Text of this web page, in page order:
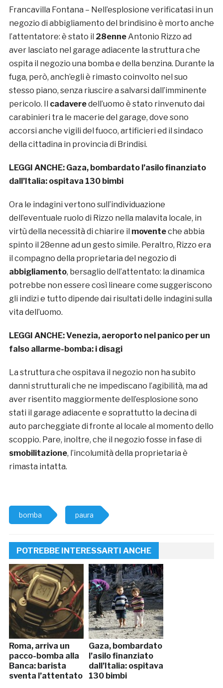
Francavilla Fontana – Nell’esplosione verificatasi in un
negozio di abbigliamento del brindisino è morto anche
l’attentatore: è stato il 28enneAntonio Rizzo ad
aver lasciato nel garage adiacente la struttura che
ospita il negozio una bomba e della benzina. Durante la
fuga, però, anch’egli è rimasto coinvolto nel suo
stesso piano, senza riuscire a salvarsi dall’imminente
pericolo. Il cadaveredell’uomo è stato rinvenuto dai
carabinieri tra le macerie del garage, dove sono
accorsi anche vigili del fuoco, artificieri ed il sindaco
della cittadina in provincia di Brindisi.
LEGGI ANCHE: Gaza, bombardato l’asilo finanziato
dall’Italia: ospitava 130 bimbi
Ora le indagini vertono sull’individuazione
dell’eventuale ruolo di Rizzo nella malavita locale, in
virtù della necessità di chiarire il moventeche abbia
spinto il 28enne ad un gesto simile. Peraltro, Rizzo era
il compagno della proprietaria del negozio di
abbigliamento, bersaglio dell’attentato: la dinamica
potrebbe non essere così lineare come suggeriscono
gli indizi e tutto dipende dai risultati delle indagini sulla
vita dell’uomo.
LEGGI ANCHE:Venezia, aeroporto nel panico per un
falso allarme-bomba: i disagi
La struttura che ospitava il negozio non ha subito
danni strutturali che ne impediscano l’agibilità, ma ad
aver risentito maggiormente dell’esplosione sono
stati il garage adiacente e soprattutto la decina di
auto parcheggiate di fronte al locale al momento dello
scoppio. Pare, inoltre, che il negozio fosse in fase di
smobilitazione, l’incolumità della proprietaria è
rimasta intatta.
bomba paura
POTREBBE INTERESSARTI ANCHE
Roma, arriva un
pacco-bomba alla
Banca: barista
sventa l’attentato
Gaza, bombardato
l’asilo finanziato
dall’Italia: ospitava
130 bimbi